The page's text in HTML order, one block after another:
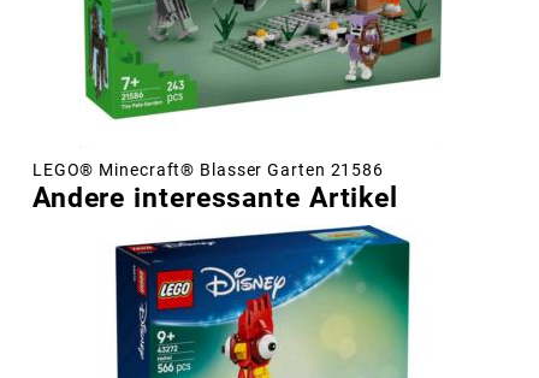
LEGO® Minecraft® Blasser Garten 21586
Andere interessante Artikel